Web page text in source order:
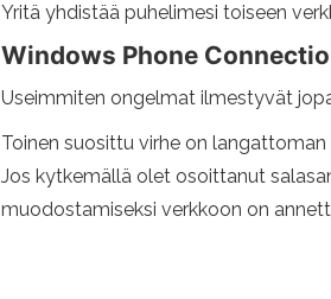
Yritä yhdistää puhelimesi toiseen
Windows Phone
Useimmiten ongelmat ilmestyvät
Toinen suosittu virhe on
Jos kytkemällä olet osoittanut
muodostamiseksi verkkoon on